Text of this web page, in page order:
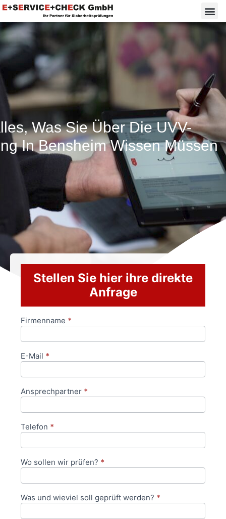
Was Sie Über Die UVV-
In Bensheim Wissen Müssen
Stellen Sie hier ihre direkte
Anfrage
Anfrageformular
Firmenname *
E-Mail *
Ansprechpartner *
Telefon *
Wo sollen wir prüfen? *
Was und wieviel soll geprüft werden? *